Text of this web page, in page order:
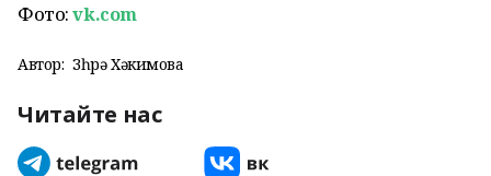
Фото:vk.com
Автор: Зөһрә Хәкимова
Читайте нас